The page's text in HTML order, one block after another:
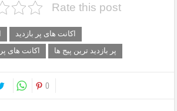
Rate this post
اکانت های پر بازدید
اکانت های
پر بازدید ترین پیج ها
0